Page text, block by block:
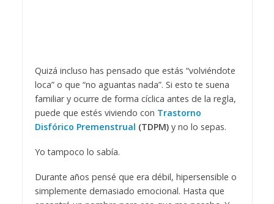
Quizá incluso has pensado que estás “volviéndote
loca” o que “no aguantas nada”. Si esto te suena
familiar y ocurre de forma cíclica antes de la regla,
puede que estés viviendo con Trastorno
Disfórico Premenstrual (TDPM)y no lo sepas.
Yo tampoco lo sabía.
Durante años pensé que era débil, hipersensible o
simplemente demasiado emocional. Hasta que